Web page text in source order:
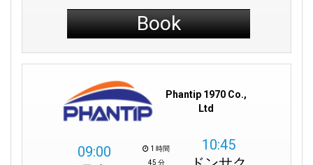
Book
Phantip 1970 Co.,
Ltd
09:00
1 時間
45 分
10:45